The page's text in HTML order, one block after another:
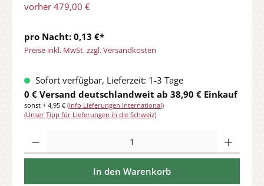
vorher 479,00 €
pro Nacht: 0,13 €*
Preise inkl. MwSt. zzgl. Versandkosten
Sofort verfügbar, Lieferzeit: 1-3 Tage
0 € Versand deutschlandweit ab 38,90 € Einkauf
sonst + 4,95 € (Info Lieferungen International)
(Unser Tipp für Lieferungen in die Schweiz)
In den Warenkorb